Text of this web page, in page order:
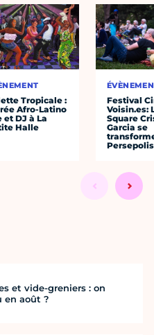
Tropicale :
Afro-Latino
et DJ à La
Halle
Festival
Voisin.es:
Square
Garcia se
et vide-greniers : on
en août ?